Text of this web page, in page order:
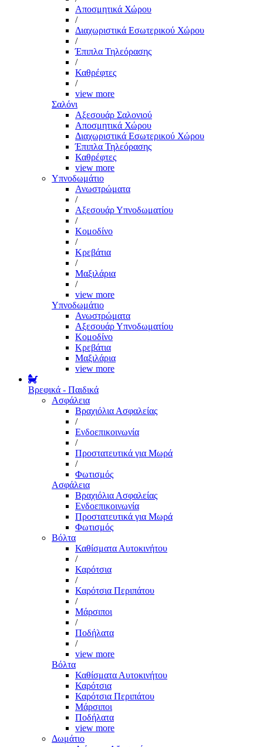
Αποσμητικά Χώρου
/
Διαχωριστικά Εσωτερικού Χώρου
/
Έπιπλα Τηλεόρασης
/
Καθρέφτες
/
view more
Σαλόνι
Αξεσουάρ Σαλονιού
Αποσμητικά Χώρου
Διαχωριστικά Εσωτερικού Χώρου
Έπιπλα Τηλεόρασης
Καθρέφτες
view more
Υπνοδωμάτιο
Ανωστρώματα
/
Αξεσουάρ Υπνοδωματίου
/
Κομοδίνο
/
Κρεβάτια
/
Μαξιλάρια
/
view more
Υπνοδωμάτιο
Ανωστρώματα
Αξεσουάρ Υπνοδωματίου
Κομοδίνο
Κρεβάτια
Μαξιλάρια
view more
Βρεφικά - Παιδικά
Ασφάλεια
Βραχιόλια Ασφαλείας
/
Ενδοεπικοινωνία
/
Προστατευτικά για Μωρά
/
Φωτισμός
Ασφάλεια
Βραχιόλια Ασφαλείας
Ενδοεπικοινωνία
Προστατευτικά για Μωρά
Φωτισμός
Βόλτα
Καθίσματα Αυτοκινήτου
/
Καρότσια
/
Καρότσια Περιπάτου
/
Μάρσιποι
/
Ποδήλατα
/
view more
Βόλτα
Καθίσματα Αυτοκινήτου
Καρότσια
Καρότσια Περιπάτου
Μάρσιποι
Ποδήλατα
view more
Δωμάτιο